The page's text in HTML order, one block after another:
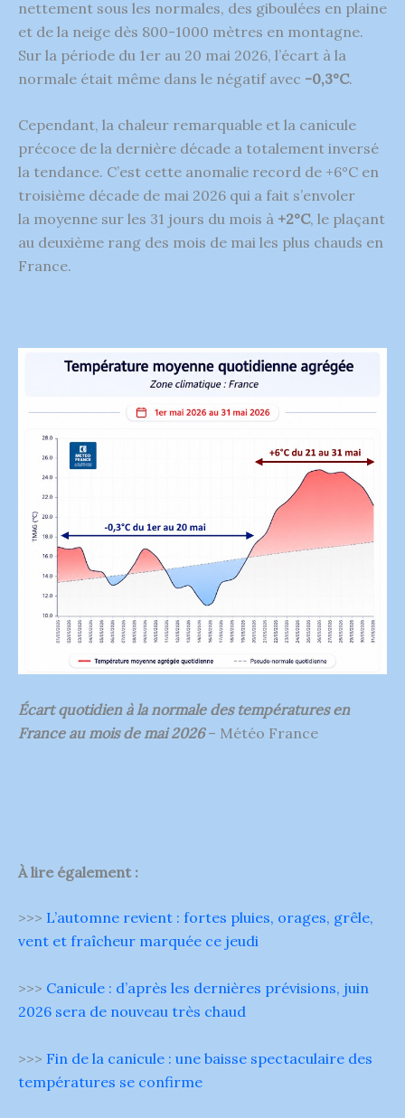
nettement sous les normales, des giboulées en plaine
et de la neige dès 800-1000 mètres en montagne.
Sur la période du 1er au 20 mai 2026, l’écart à la
normale était même dans le négatif avec -0,3°C.
Cependant, la chaleur remarquable et la canicule
précoce de la dernière décade a totalement inversé
la tendance. C’est cette anomalie record de +6°C en
troisième décade de mai 2026 qui a fait s’envoler
la moyenne sur les 31 jours du mois à +2°C, le plaçant
au deuxième rang des mois de mai les plus chauds en
France.
Écart quotidien à la normale des températures en
France au mois de mai 2026– Météo France
À lire également :
>>> L’automne revient : fortes pluies, orages, grêle,
vent et fraîcheur marquée ce jeudi
>>> Canicule : d’après les dernières prévisions, juin
2026 sera de nouveau très chaud
>>> Fin de la canicule : une baisse spectaculaire des
températures se confirme